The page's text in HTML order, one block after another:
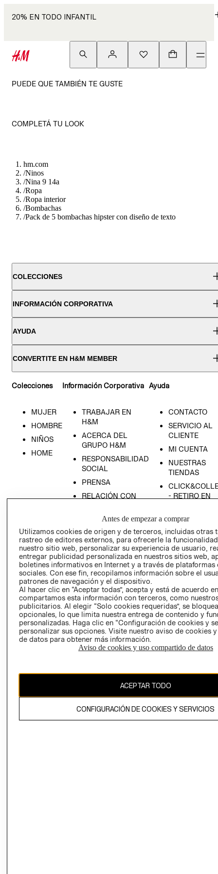
20% EN TODO INFANTIL
PUEDE QUE TAMBIÉN TE GUSTE
COMPLETÁ TU LOOK
hm.com
/Ninos
/Nina 9 14a
/Ropa
/Ropa interior
/Bombachas
/Pack de 5 bombachas hipster con diseño de texto
COLECCIONES
INFORMACIÓN CORPORATIVA
AYUDA
CONVERTITE EN H&M MEMBER
Colecciones
MUJER
HOMBRE
NIÑOS
HOME
Información Corporativa
TRABAJAR EN
H&M
ACERCA DEL
GRUPO H&M
RESPONSABILIDAD
SOCIAL
PRENSA
RELACIÓN CON
POLÍTICA
EMPRESARIAL
Ayuda
CONTACTO
SERVICIO AL
CLIENTE
MI CUENTA
NUESTRAS
TIENDAS
- RETIRO EN
TÉRMINOS Y
CONDICIONES
AVISO DE
PRIVACIDAD
GIFT CARD
COOKIES
CAMBIAR REGIÓN
El contenido de esta página web está protegido por copyright y es
Antes de empezar a comprar
Utilizamos cookies de origen y de terceros, incluidas otras
rastreo de editores externos, para ofrecerle la
nuestro sitio web, personalizar su experiencia de usuario,
entregar publicidad personalizada en nuestros sitios web,
boletines informativos en Internet y a través de plataformas
sociales. Con ese fin, recopilamos información sobre el
patrones de navegación y el dispositivo.
Al hacer clic en “Aceptar todas”, acepta y está de acuerdo
compartamos esta información con terceros, como
publicitarios. Al elegir “Solo cookies requeridas”, se
opcionales, lo que limita nuestra entrega de contenido y
personalizadas. Haga clic en “Configuración de cookies y
personalizar sus opciones. Visite nuestro aviso de cookies
de datos para obtener más información.
Aviso de cookies y uso compartido de datos
ACEPTAR TODO
CONFIGURACIÓN DE COOKIES Y SERVICIOS